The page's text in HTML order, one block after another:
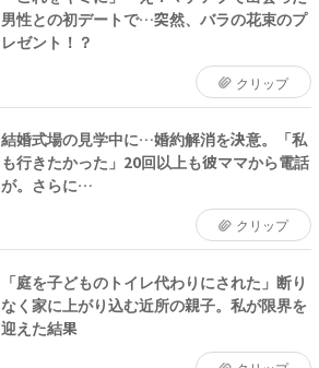
男性との初デートで…突然、バラの花束のプ
レゼント！？
クリップ
結婚式場の見学中に…婚約解消を決意。「私
も行きたかった」20回以上も彼ママから電話
が。さらに…
クリップ
「庭を子どものトイレ代わりにされた」断り
なく家に上がり込む近所の親子。私が限界を
迎えた結果